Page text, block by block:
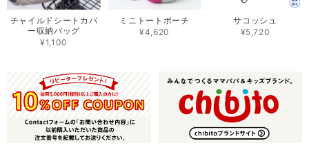
チャイルドシートカバ
ー収納バッグ
¥1,100
ミニトートポーチ
¥4,620
サコッシュ
¥5,720